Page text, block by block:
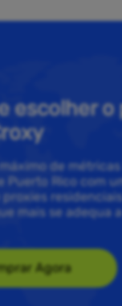
escolher o
máximo de
Puerto Rico com
mais se adequa
Agora